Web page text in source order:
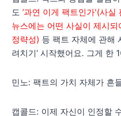
도 ‘과연 이게 팩트인가'(사실
뉴스에는 어떤 사실이 제시
정략성) 등 팩트 자체에 관해
려치기’ 시작했어요. 그게 한
민노: 팩트의 가치 자체가 흔
캡콜드: 이제 자신이 인정할